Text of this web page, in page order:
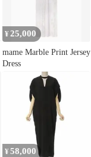
¥ 25,000
mame Marble Print Jersey
Dress
¥ 58,000